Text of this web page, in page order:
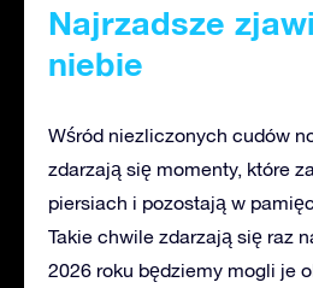
Najrzadsze
niebie
Wśród niezliczonych cudów
zdarzają się momenty, które
piersiach i pozostają w
Takie chwile zdarzają się raz
2026 roku będziemy mogli je